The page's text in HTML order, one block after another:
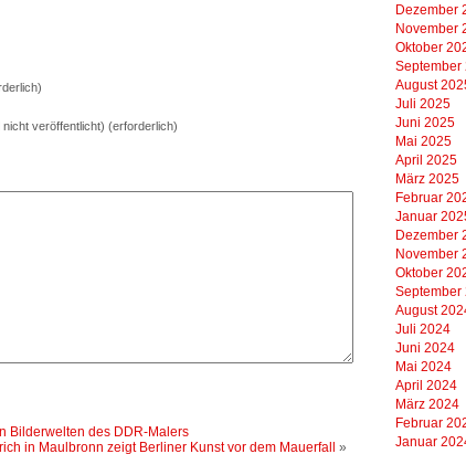
nicht veröffentlicht) (erforderlich)
Bilderwelten des DDR-Malers
in Maulbronn zeigt Berliner Kunst vor dem Mauerfall »
Dezember
November
Oktober
September
August
Juli 2025
Juni 2025
Mai 2025
April 2025
März 2025
Februar
Januar
Dezember
November
Oktober
September
August
Juli 2024
Juni 2024
Mai 2024
April 2024
März 2024
Februar
Januar